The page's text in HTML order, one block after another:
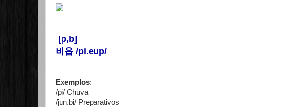
[p,b]
비읍 /pi.eup/
Exemplos:
/pi/ Chuva
/jun.bi/ Preparativos